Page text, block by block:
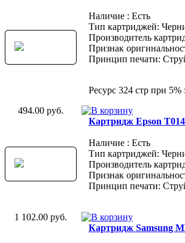
Наличие : Есть
Тип картриджей:
Производитель
Признак
Принцип печати:
Ресурс 324 стр при 5%
494.00 руб.
Картридж Epson
Наличие : Есть
Тип картриджей:
Производитель
Признак
Принцип печати:
1 102.00 руб.
Картридж Samsung